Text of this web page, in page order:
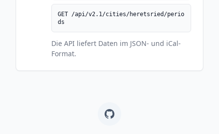
GET /api/v2.1/cities/heretsried/perio
ds
Die API liefert Daten im JSON- und iCal-
Format.